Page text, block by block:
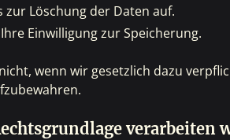
zur Löschung der Daten auf.
Einwilligung zur Speicherung.
wenn wir gesetzlich dazu
verarbeiten